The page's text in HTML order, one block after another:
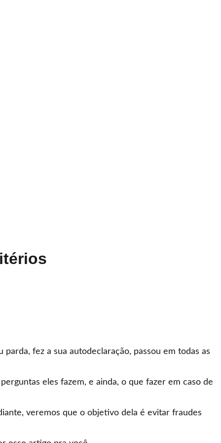
fez a sua autodeclaração, passou em todas as
eles fazem, e ainda, o que fazer em caso de
veremos que o objetivo dela é evitar fraudes